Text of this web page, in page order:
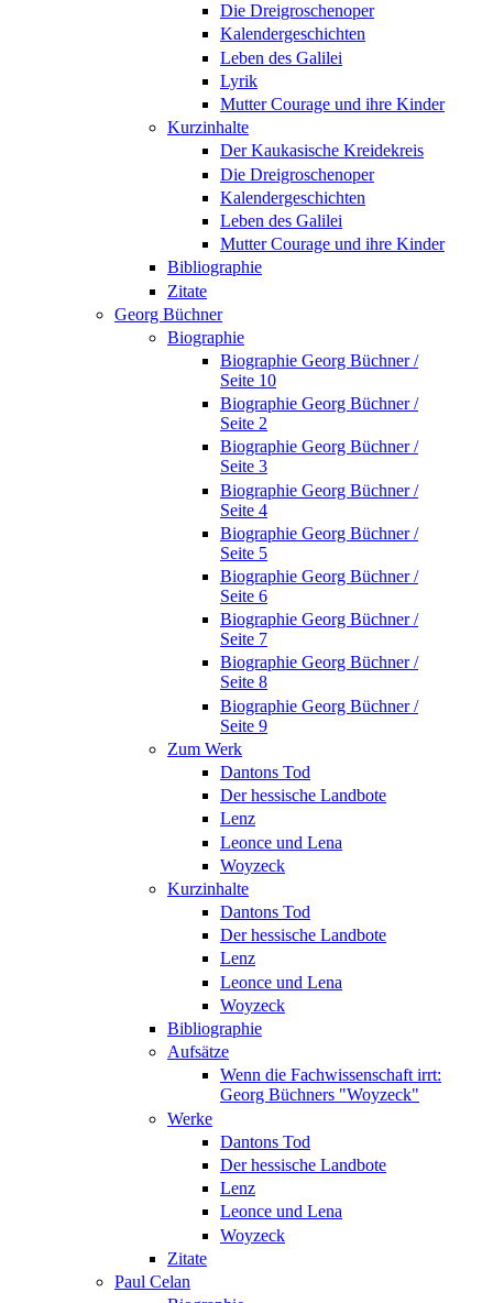
Die Dreigroschenoper
Kalendergeschichten
Leben des Galilei
Lyrik
Mutter Courage und ihre Kinder
Kurzinhalte
Der Kaukasische Kreidekreis
Die Dreigroschenoper
Kalendergeschichten
Leben des Galilei
Mutter Courage und ihre Kinder
Bibliographie
Zitate
Georg Büchner
Biographie
Biographie Georg Büchner /
Seite 10
Biographie Georg Büchner /
Seite 2
Biographie Georg Büchner /
Seite 3
Biographie Georg Büchner /
Seite 4
Biographie Georg Büchner /
Seite 5
Biographie Georg Büchner /
Seite 6
Biographie Georg Büchner /
Seite 7
Biographie Georg Büchner /
Seite 8
Biographie Georg Büchner /
Seite 9
Zum Werk
Dantons Tod
Der hessische Landbote
Lenz
Leonce und Lena
Woyzeck
Kurzinhalte
Dantons Tod
Der hessische Landbote
Lenz
Leonce und Lena
Woyzeck
Bibliographie
Aufsätze
Wenn die Fachwissenschaft irrt:
Georg Büchners "Woyzeck"
Werke
Dantons Tod
Der hessische Landbote
Lenz
Leonce und Lena
Woyzeck
Zitate
Paul Celan